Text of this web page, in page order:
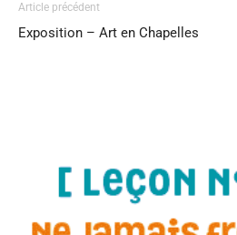
Article précédent
Exposition – Art en Chapelles